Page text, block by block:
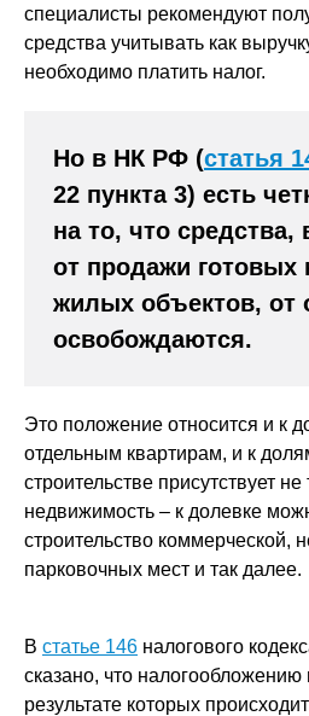
специалисты рекомендуют
средства учитывать как
необходимо платить налог.
Но в НК РФ (статья
22 пункта 3) есть
на то, что
от продажи готовых
жилых объектов, от
освобождаются.
Это положение относится и к
отдельным квартирам, и к
строительстве присутствует
недвижимость – к долевке
строительство коммерческой,
парковочных мест и так далее.
В статье 146 налогового
сказано, что налогообложению
результате которых